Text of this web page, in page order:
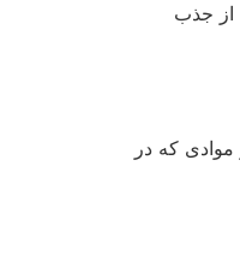
از جذب
که در